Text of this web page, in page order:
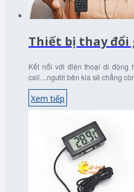
Thiết bị thay đổi
Kết nối với điện thoại di động
call…người bên kia sẽ chẳng
Xem tiếp